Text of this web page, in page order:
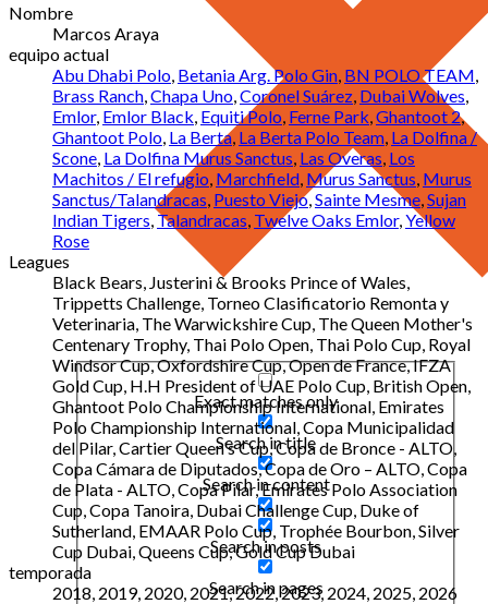
Exact matches only
Search in title
Search in content
Search in posts
Search in pages
Nombre
Marcos Araya
equipo actual
Abu Dhabi Polo Betania Arg. Polo Gin BN POLO TEAM
Brass Ranch Chapa Uno Coronel Suárez Dubai Wolves
Emlor, Emlor Black Equiti Polo Ferne Park Ghantoot 2,
Ghantoot Polo La Berta, La Berta Polo Team La Dolfina /
Scone La Dolfina Murus Sanctus Las Overas Los
Machitos / El refugio Marchfield Murus Sanctus Murus
Sanctus/Talandracas Puesto Viejo, Sainte Mesme Sujan
Indian Tigers Talandracas Twelve Oaks Emlor, Yellow
Rose
Leagues
Black Bears, Justerini & Brooks Prince of Wales,
Trippetts Challenge, Torneo Clasificatorio Remonta y
Veterinaria, The Warwickshire Cup, The Queen Mother's
Centenary Trophy, Thai Polo Open, Thai Polo Cup, Royal
Windsor Cup, Oxfordshire Cup, Open de France, IFZA
Gold Cup, H.H President of UAE Polo Cup, British Open,
Ghantoot Polo Championship International, Emirates
Polo Championship International, Copa Municipalidad
del Pilar, Cartier Queen's Cup, Copa de Bronce - ALTO,
Copa Cámara de Diputados, Copa de Oro – ALTO, Copa
de Plata - ALTO, Copa Pilar, Emirates Polo Association
Cup, Copa Tanoira, Dubai Challenge Cup, Duke of
Sutherland, EMAAR Polo Cup, Trophée Bourbon, Silver
Cup Dubai, Queens Cup, Gold Cup Dubai
temporada
2018, 2019, 2020, 2021, 2022, 2023, 2024, 2025, 2026